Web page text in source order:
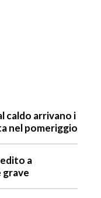
caldo arrivano i
nel pomeriggio
a
grave